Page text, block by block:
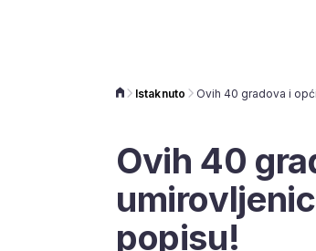
Istaknuto
Ovih 40
popisu!